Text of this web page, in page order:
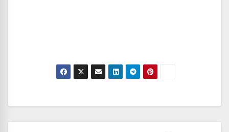
Navegación